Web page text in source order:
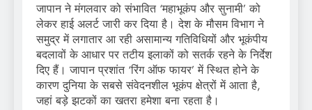
जापान ने मंगलवार को संभावित ‘महाभूकंप और सुनामी’ को
लेकर हाई अलर्ट जारी कर दिया है। देश के मौसम विभाग ने
समुद्र में लगातार आ रही असामान्य गतिविधियों और भूकंपीय
बदलावों के आधार पर तटीय इलाकों को सतर्क रहने के निर्देश
दिए हैं। जापान प्रशांत ‘रिंग ऑफ फायर’ में स्थित होने के
कारण दुनिया के सबसे संवेदनशील भूकंप क्षेत्रों में आता है,
जहां बड़े झटकों का खतरा हमेशा बना रहता है।